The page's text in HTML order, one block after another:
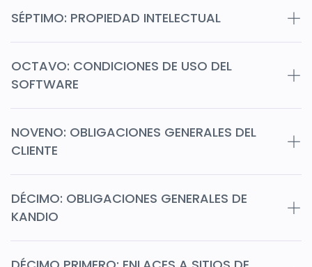
SÉPTIMO: PROPIEDAD INTELECTUAL
OCTAVO: CONDICIONES DE USO DEL
SOFTWARE
NOVENO: OBLIGACIONES GENERALES DEL
CLIENTE
DÉCIMO: OBLIGACIONES GENERALES DE
KANDIO